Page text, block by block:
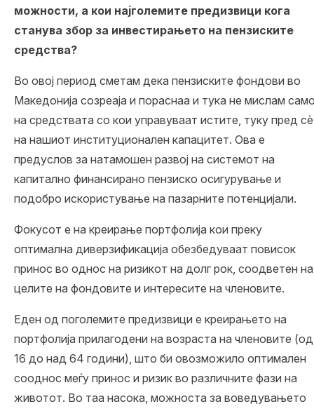
можности, а кои најголемите предизвици кога
станува збор за инвестирањето на пензиските
средства?
Во овој период сметам дека пензиските фондови во
Македонија созреаја и пораснаа и тука не мислам
на средствата со кои управуваат истите, туку пред сѐ
на нашиот институционален капацитет. Ова е
предуслов за натамошен развој на системот на
капитално финансирано пензиско осигурување и
подобро искористување на пазарните потенцијали.
Фокусот е на креирање портфолија кои преку
оптимална диверзификација обезбедуваат повисок
принос во однос на ризикот на долг рок, соодветен на
целите на фондовите и интересите на членовите.
Еден од поголемите предизвици е креирањето на
портфолија прилагодени на возраста на членовите (од
16 до над 64 години), што би овозможило оптимален
сооднос меѓу принос и ризик во различните фази на
животот. Во таа насока, можноста за воведувањето